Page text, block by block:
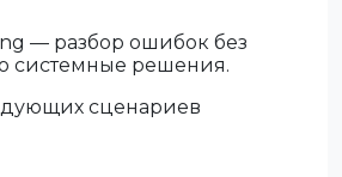
— разбор ошибок без
системные решения.
сценариев